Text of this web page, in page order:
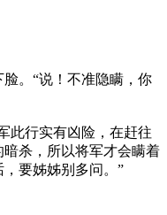
。“说！不准隐瞒，你
行实有凶险，在赶往
杀，所以将军才会瞒着
要姊姊别多问。”